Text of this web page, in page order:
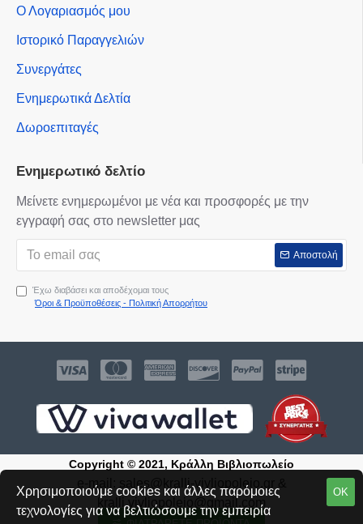
Ο Λογαριασμός μου
Ιστορικό Παραγγελιών
Συνεργάτες
Ενημερωτικά Δελτία
Δωροεπιταγές
Ενημερωτικό δελτίο
Μείνετε ενημερωμένοι με νέα και προσφορές με την
εγγραφή σας στο newsletter μας
Αποστολή
Έχω διαβάσει και αποδέχομαι τους
Όροι & Προϋποθέσεις - Πολιτική Απορρήτου
Copyright © 2021, Κράλλη Βιβλιοπωλείο
e-mail: sales@kralli-vivliopoleio.gr
kralli.vivliopoleio@gmail.com
ΟΚ
Χρησιμοποιούμε cookies και άλλες παρόμοιες
τεχνολογίες για να βελτιώσουμε την εμπειρία